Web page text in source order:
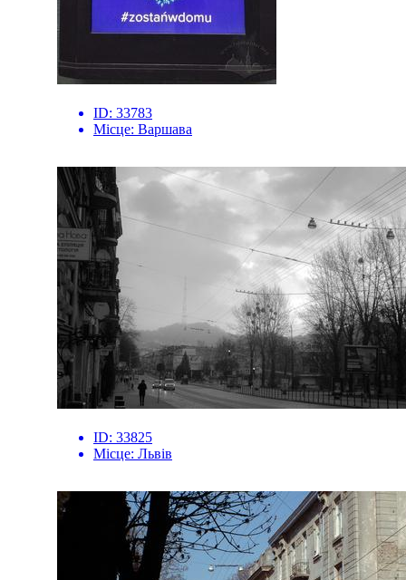
ID: 33783
Місце: Варшава
ID: 33825
Місце: Львів